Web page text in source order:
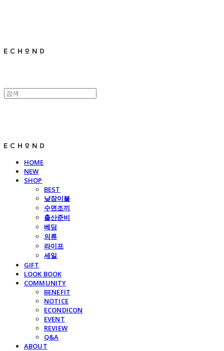
HOME
NEW
SHOP
BEST
낮잠이불
수면조끼
출산준비
베딩
의류
라이프
세일
GIFT
LOOK BOOK
COMMUNITY
BENEFIT
NOTICE
ECONDICON
EVENT
REVIEW
Q&A
ABOUT